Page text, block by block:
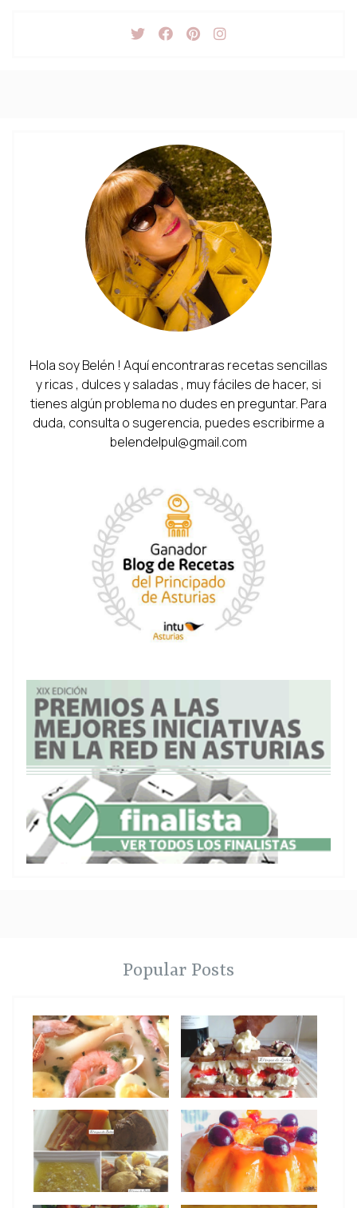
Hola soy Belén ! Aquí encontraras recetas sencillas
y ricas , dulces y saladas , muy fáciles de hacer, si
tienes algún problema no dudes en preguntar. Para
duda, consulta o sugerencia, puedes escribirme a
belendelpul@gmail.com
Popular Posts